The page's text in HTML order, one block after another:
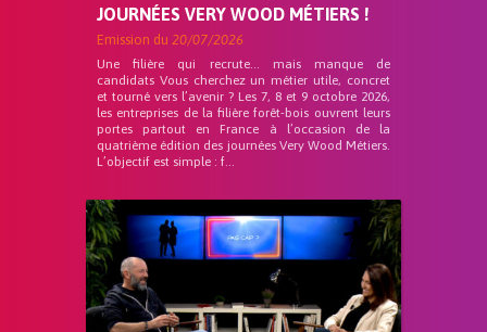
JOURNÉES VERY WOOD MÉTIERS !
Emission du 20/07/2026
Une filière qui recrute… mais manque de
candidats Vous cherchez un métier utile, concret
et tourné vers l’avenir ? Les 7, 8 et 9 octobre 2026,
les entreprises de la filière forêt-bois ouvrent leurs
portes partout en France à l’occasion de la
quatrième édition des journées Very Wood Métiers.
L’objectif est simple : f...